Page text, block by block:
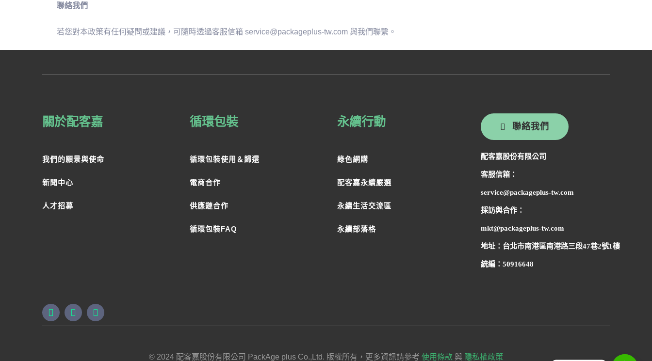
聯絡我們
若您對本政策有任何疑問或建議，可隨時透過客服信箱 service@packageplus-tw.com 與我們聯繫。
關於配客嘉
我們的願景與使命
新聞中心
人才招募
循環包裝
循環包裝使用＆歸還
電商合作
供應鏈合作
循環包裝FAQ
永續行動
綠色網購
配客嘉永續嚴選
永續生活交流區
永續部落格
聯絡我們
配客嘉股份有限公司
客服信箱：
service@packageplus-tw.com
採訪與合作：
mkt@packageplus-tw.com
地址：台北市南港區南港路三段47巷2號1樓
統編：50916648
© 2024 配客嘉股份有限公司 PackAge plus Co.,Ltd. 版權所有，更多資訊請參考 使用條款 與 隱私權政策